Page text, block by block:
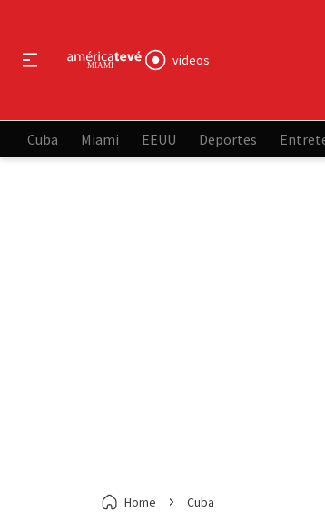
videos
Cuba Miami EEUU Deportes
Home Cuba